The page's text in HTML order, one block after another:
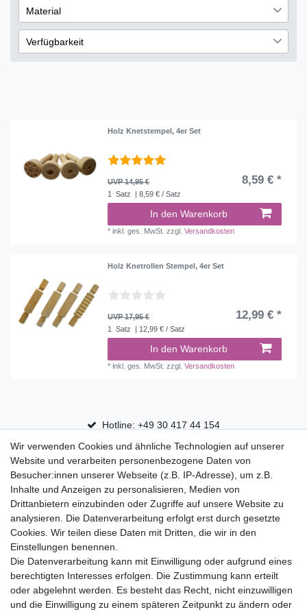
1
€ ― €
Übernehmen
Material
Holz
2
Verfügbarkeit
Holz Knetstempel, 4er Set
UVP 14,95 € 8,59 € *
1 Satz | 8,59 € / Satz
In den Warenkorb
*inkl. ges. MwSt. zzgl.Versandkosten
Holz Knetrollen Stempel, 4er Set
UVP 17,95 € 12,99 € *
1 Satz | 12,99 € / Satz
In den Warenkorb
*inkl. ges. MwSt. zzgl.Versandkosten
Hotline: +49 30 417 44 154
30 Tage Rückgaberecht
Versandfrei ab 75 € in Deutschland
Top Marken
Eduplay
Folia Bringmann
Shop
Mein Konto
Wir verwenden Cookies und ähnliche Technologien auf unserer
Website und verarbeiten personenbezogene Daten von
Besucher:innen unserer Webseite (z.B. IP-Adresse), um z.B.
Inhalte und Anzeigen zu personalisieren, Medien von
Drittanbietern einzubinden oder Zugriffe auf unsere Website zu
analysieren. Die Datenverarbeitung erfolgt erst durch gesetzte
Cookies. Wir teilen diese Daten mit Dritten, die wir in den
Einstellungen benennen.
Die Datenverarbeitung kann mit Einwilligung oder aufgrund eines
berechtigten Interesses erfolgen. Die Zustimmung kann erteilt
oder abgelehnt werden. Es besteht das Recht, nicht einzuwilligen
und die Einwilligung zu einem späteren Zeitpunkt zu ändern oder